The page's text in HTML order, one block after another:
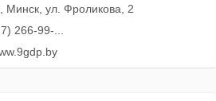
Минск, ул. Фроликова, 2
266-99-...